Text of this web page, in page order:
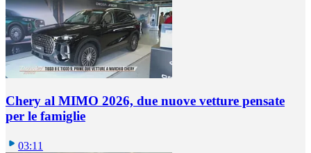
Chery al MIMO 2026, due nuove vetture pensate
per le famiglie
03:11